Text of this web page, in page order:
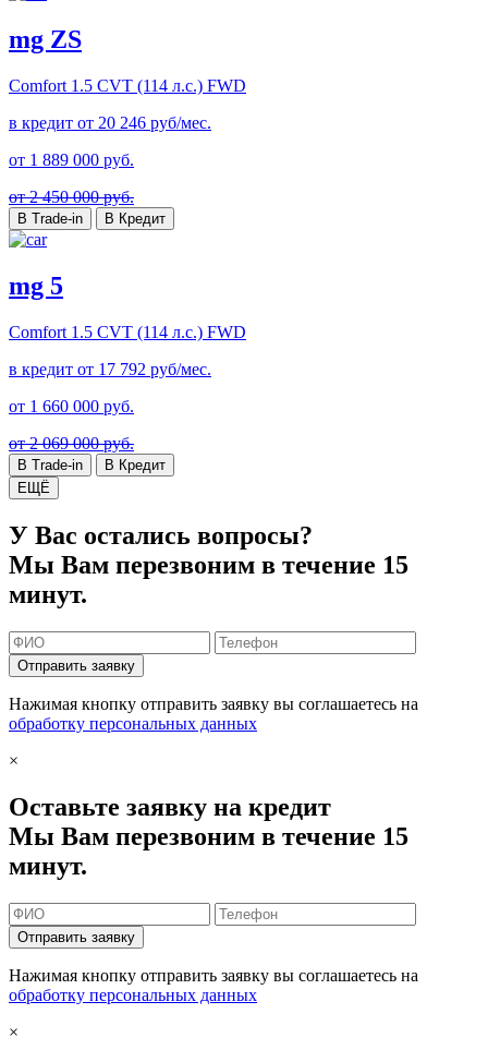
mg ZS
Comfort 1.5 CVT (114 л.с.) FWD
в кредит от 20 246 руб/мес.
от 1 889 000 руб.
от 2 450 000 руб.
В Trade-in В Кредит
mg 5
Comfort 1.5 CVT (114 л.с.) FWD
в кредит от 17 792 руб/мес.
от 1 660 000 руб.
от 2 069 000 руб.
В Trade-in
В Кредит
ЕЩЁ
У Вас остались вопросы?
Мы Вам перезвоним в течение 15
минут.
Отправить заявку
Нажимая кнопку отправить заявку вы соглашаетесь на
обработку персональных данных
×
Оставьте заявку на кредит
Мы Вам перезвоним в течение 15
минут.
Отправить заявку
Нажимая кнопку отправить заявку вы соглашаетесь на
обработку персональных данных
×